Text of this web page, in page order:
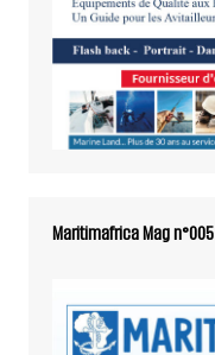
Maritimafrica Mag n°005